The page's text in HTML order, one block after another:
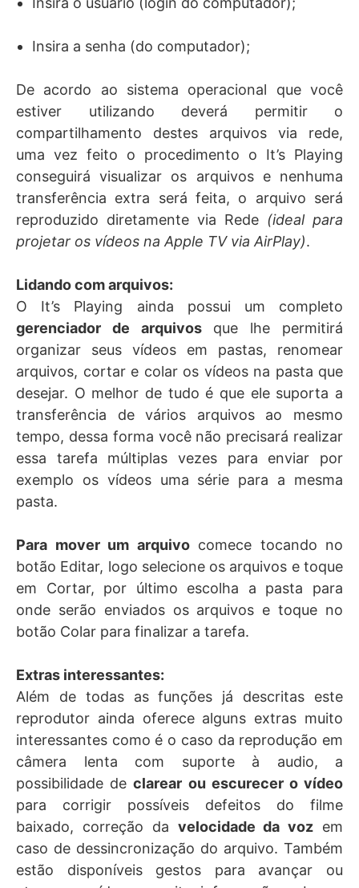
Insira a senha (do computador);
De acordo ao sistema operacional que você
estiver utilizando deverá permitir o
compartilhamento destes arquivos via rede,
uma vez feito o procedimento o It’s Playing
conseguirá visualizar os arquivos e nenhuma
transferência extra será feita, o arquivo será
reproduzido diretamente via Rede (ideal para
projetar os vídeos na Apple TV via AirPlay).
Lidando com arquivos:
O It’s Playing ainda possui um completo
gerenciador de arquivosque lhe permitirá
organizar seus vídeos em pastas, renomear
arquivos, cortar e colar os vídeos na pasta que
desejar. O melhor de tudo é que ele suporta a
transferência de vários arquivos ao mesmo
tempo, dessa forma você não precisará realizar
essa tarefa múltiplas vezes para enviar por
exemplo os vídeos uma série para a mesma
pasta.
Para mover um arquivocomece tocando no
botão Editar, logo selecione os arquivos e toque
em Cortar, por último escolha a pasta para
onde serão enviados os arquivos e toque no
botão Colar para finalizar a tarefa.
Extras interessantes:
Além de todas as funções já descritas este
reprodutor ainda oferece alguns extras muito
interessantes como é o caso da reprodução em
câmera lenta com suporte à audio, a
possibilidade declarear ou escurecer o vídeo
para corrigir possíveis defeitos do filme
baixado, correção da velocidade da voz em
caso de dessincronização do arquivo. Também
estão disponíveis gestos para avançar ou